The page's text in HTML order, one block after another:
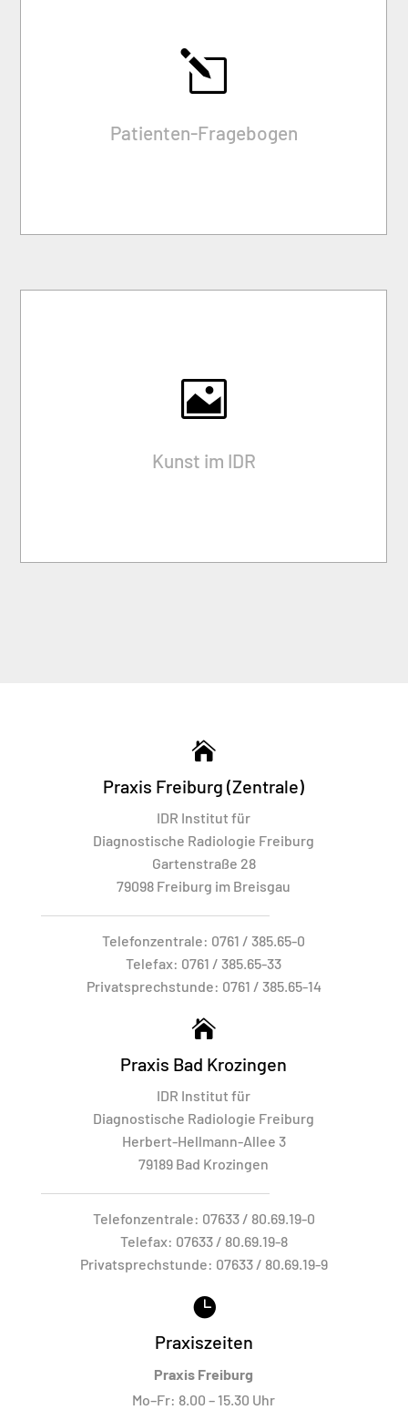
l
Patienten-Fragebogen
ausfüllen + mitbringen

Kunst im IDR
INGO ULRICH
01.02.2026 – 02.02.2027
16.05.2026 – 02.02.2027

Praxis Freiburg (Zentrale)
IDR Institut für
Diagnostische Radiologie Freiburg
Gartenstraße 28
79098 Freiburg im Breisgau
Telefonzentrale: 0761 / 385.65-0
Telefax: 0761 / 385.65-33
Privatsprechstunde: 0761 / 385.65-14

Praxis Bad Krozingen
IDR Institut für
Diagnostische Radiologie Freiburg
Herbert-Hellmann-Allee 3
79189 Bad Krozingen
Telefonzentrale: 07633 / 80.69.19-0
Telefax: 07633 / 80.69.19-8
Privatsprechstunde: 07633 / 80.69.19-9

Praxiszeiten
Praxis Freiburg
Mo–Fr: 8.00 – 15.30 Uhr